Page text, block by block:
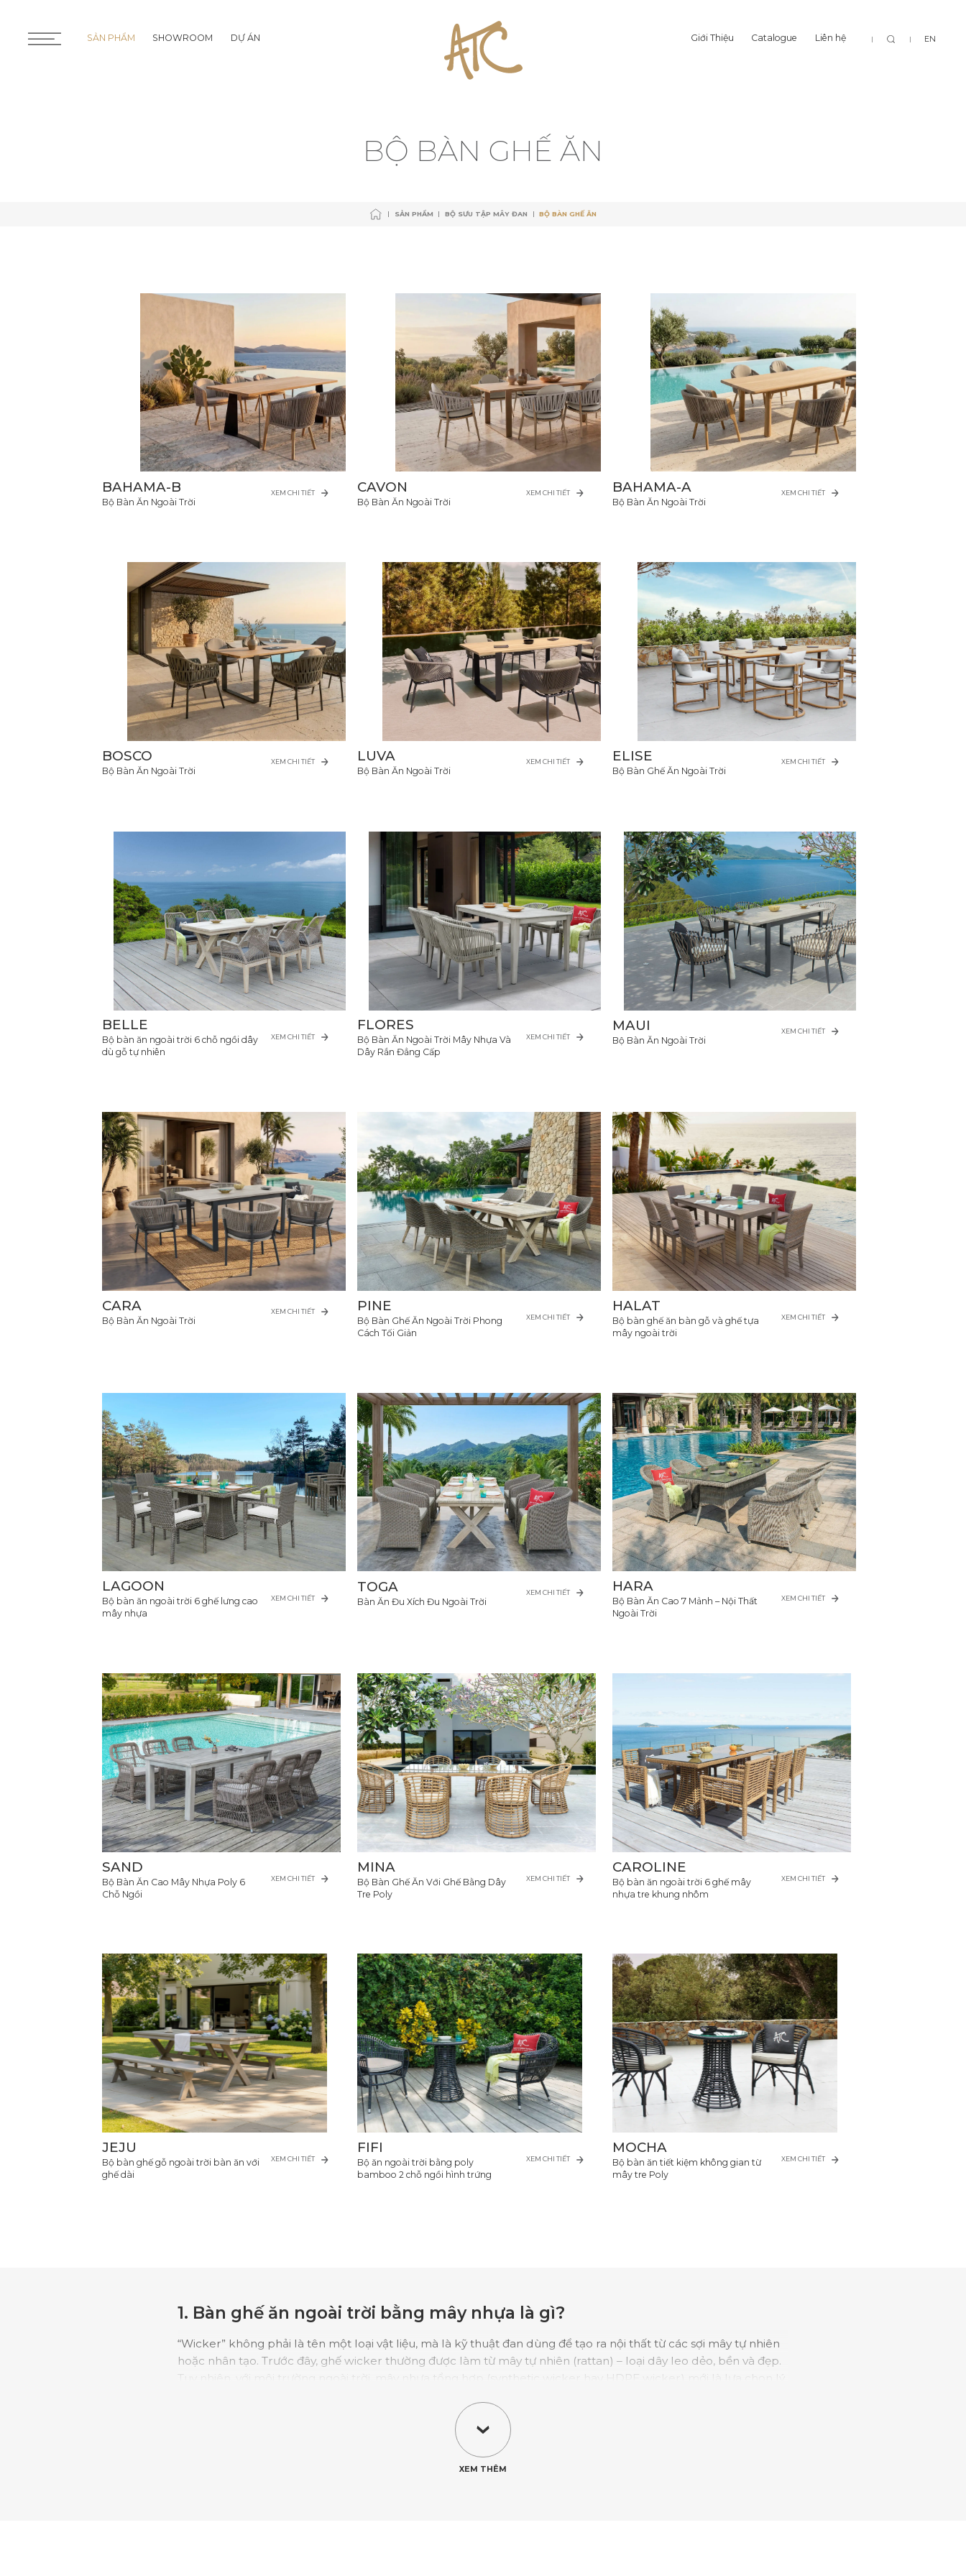
SẢN PHẨM SHOWROOM DỰ ÁN Giới Thiệu Catalogue Liên hệ EN
BỘ SƯU TẬP MÂY ĐAN
BỘ SƯU TẬP MÂY ĐAN
BỘ BÀN GH Ế ĂN
SẢN PHẨM BỘ SƯU TẬP MÂY ĐAN BỘ BÀN GHẾ ĂN
BAHAMA-B
Bộ Bàn Ăn Ngoài Trời
XEM CHI TIẾT CAVON
Bộ Bàn Ăn Ngoài Trời
XEM CHI TIẾT BAHAMA-A
Bộ Bàn Ăn Ngoài Trời
XEM CHI TIẾT
BOSCO
Bộ Bàn Ăn Ngoài Trời
XEM CHI TIẾT LUVA
Bộ Bàn Ăn Ngoài Trời
XEM CHI TIẾT ELISE
Bộ Bàn Ghế Ăn Ngoài Trời
XEM CHI TIẾT
BELLE
Bộ bàn ăn ngoài trời 6 chỗ ngồi dây
dù gỗ tự nhiên
XEM CHI TIẾT
FLORES
Bộ Bàn Ăn Ngoài Trời Mây Nhựa Và
Dây Rắn Đẳng Cấp
XEM CHI TIẾT
MAUI
Bộ Bàn Ăn Ngoài Trời
XEM CHI TIẾT
CARA
Bộ Bàn Ăn Ngoài Trời
XEM CHI TIẾT PINE
Bộ Bàn Ghế Ăn Ngoài Trời Phong
Cách Tối Giản
XEM CHI TIẾT
HALAT
Bộ bàn ghế ăn bàn gỗ và ghế tựa
mây ngoài trời
XEM CHI TIẾT
LAGOON
Bộ bàn ăn ngoài trời 6 ghế lưng cao
mây nhựa
XEM CHI TIẾT
TOGA
Bàn Ăn Đu Xích Đu Ngoài Trời
XEM CHI TIẾT HARA
Bộ Bàn Ăn Cao 7 Mảnh – Nội Thất
Ngoài Trời
XEM CHI TIẾT
SAND
Bộ Bàn Ăn Cao Mây Nhựa Poly 6
Chỗ Ngồi
XEM CHI TIẾT
MINA
Bộ Bàn Ghế Ăn Với Ghế Bằng Dây
Tre Poly
XEM CHI TIẾT
CAROLINE
Bộ bàn ăn ngoài trời 6 ghế mây
nhựa tre khung nhôm
XEM CHI TIẾT
JEJU
Bộ bàn ghế gỗ ngoài trời bàn ăn với
ghế dài
XEM CHI TIẾT
FIFI
Bộ ăn ngoài trời bằng poly
bamboo 2 chỗ ngồi hình trứng
XEM CHI TIẾT
MOCHA
Bộ bàn ăn tiết kiệm không gian từ
mây tre Poly
XEM CHI TIẾT
1. Bàn ghế ăn ngoài trời bằng mây nhựa là gì?
“Wicker” không phải là tên một loại vật liệu, mà là kỹ thuật đan dùng để tạo ra nội thất từ các sợi mây tự nhiên
hoặc nhân tạo. Trước đây, ghế wicker thường được làm từ mây tự nhiên (rattan) – loại dây leo dẻo, bền và đẹp.
Tuy nhiên, với môi trường ngoài trời, mây nhựa tổng hợp (synthetic wicker hay HDPE wicker) mới là lựa chọn lý
nhôm sơn tĩnh điện hoặc thép phủ chống gỉ, giúp bàn ghế nhẹ, chắc chắn và không bị rỉ sét. Tóm lại, bàn ghế
ăn mây ngoài trời mang lại sự cân bằng hoàn hảo giữa vẻ đẹp tự nhiên của mây đan và độ bền hiện đại của vật